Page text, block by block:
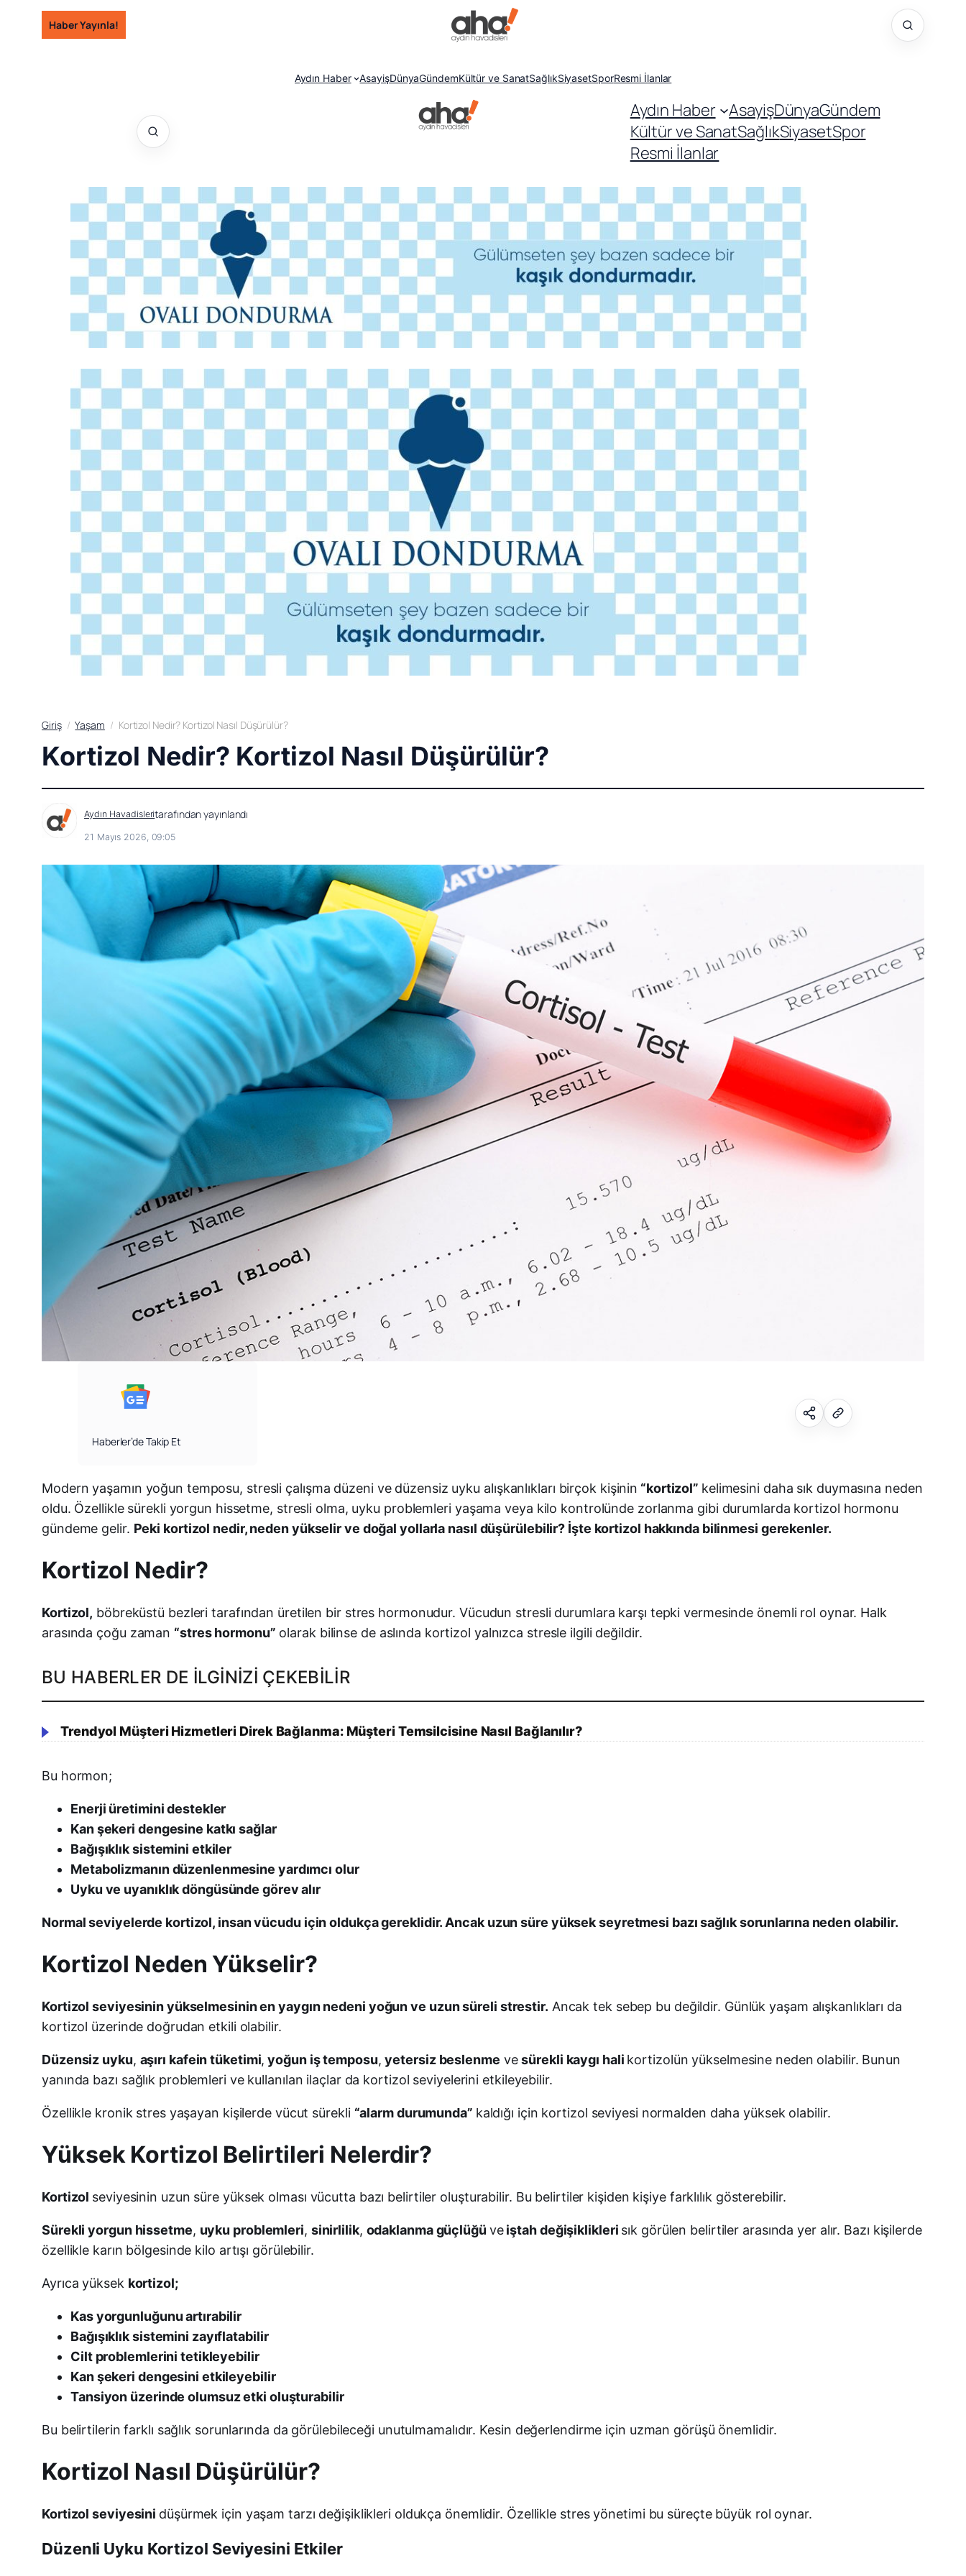
İçeriğeHaber Yayınla!
Aydın Haber AsayişDünyaGündemKültür ve SanatSağlıkSiyasetSporResmi İlanlar
Aydın Haber AsayişDünyaGündem
Kültür ve SanatSağlıkSiyasetSpor
Resmi İlanlar
Giriş Yaşam Kortizol Nedir? Kortizol Nasıl Düşürülür?
Kortizol Nedir? Kortizol Nasıl Düşürülür?
Aydın Havadisleritarafından yayınlandı
21 Mayıs 2026, 09:05
Haberler’de Takip Et
Facebook
X (Twitter)
Modern yaşamın yoğun temposu, stresli çalışma düzeni ve düzensiz uyku alışkanlıkları birçok kişinin “kortizol” kelimesini daha sık duymasına neden
oldu. Özellikle sürekli yorgun hissetme, stresli olma, uyku problemleri yaşama veya kilo kontrolünde zorlanma gibi durumlarda kortizol hormonu
gündeme gelir. Peki kortizol nedir, neden yükselir ve doğal yollarla nasıl düşürülebilir? İşte kortizol hakkında bilinmesi gerekenler.
Kortizol Nedir?
Kortizol, böbreküstü bezleri tarafından üretilen bir stres hormonudur. Vücudun stresli durumlara karşı tepki vermesinde önemli rol oynar. Halk
arasında çoğu zaman “stres hormonu” olarak bilinse de aslında kortizol yalnızca stresle ilgili değildir.
BU HABERLER DE İLGINIZI ÇEKEBILIR
Trendyol Müşteri Hizmetleri Direk Bağlanma: Müşteri Temsilcisine Nasıl Bağlanılır?
Bu hormon;
Enerji üretimini destekler
Kan şekeri dengesine katkı sağlar
Bağışıklık sistemini etkiler
Metabolizmanın düzenlenmesine yardımcı olur
Uyku ve uyanıklık döngüsünde görev alır
Normal seviyelerde kortizol, insan vücudu için oldukça gereklidir. Ancak uzun süre yüksek seyretmesi bazı sağlık sorunlarına neden olabilir.
Kortizol Neden Yükselir?
Kortizol seviyesinin yükselmesinin en yaygın nedeni yoğun ve uzun süreli strestir. Ancak tek sebep bu değildir. Günlük yaşam alışkanlıkları da
kortizol üzerinde doğrudan etkili olabilir.
Düzensiz uyku, aşırı kafein tüketimi, yoğun iş temposu,yetersiz beslenme vesürekli kaygı hali kortizolün yükselmesine neden olabilir. Bunun
yanında bazı sağlık problemleri ve kullanılan ilaçlar da kortizol seviyelerini etkileyebilir.
Özellikle kronik stres yaşayan kişilerde vücut sürekli “alarm durumunda” kaldığı için kortizol seviyesi normalden daha yüksek olabilir.
Yüksek Kortizol Belirtileri Nelerdir?
Kortizol seviyesinin uzun süre yüksek olması vücutta bazı belirtiler oluşturabilir. Bu belirtiler kişiden kişiye farklılık gösterebilir.
Sürekli yorgun hissetme, uyku problemleri, sinirlilik, odaklanma güçlüğü veiştah değişiklikleri sık görülen belirtiler arasında yer alır. Bazı kişilerde
özellikle karın bölgesinde kilo artışı görülebilir.
Ayrıca yüksek kortizol;
Kas yorgunluğunu artırabilir
Bağışıklık sistemini zayıflatabilir
Cilt problemlerini tetikleyebilir
Kan şekeri dengesini etkileyebilir
Tansiyon üzerinde olumsuz etki oluşturabilir
Bu belirtilerin farklı sağlık sorunlarında da görülebileceği unutulmamalıdır. Kesin değerlendirme için uzman görüşü önemlidir.
Kortizol Nasıl Düşürülür?
Kortizol seviyesini düşürmek için yaşam tarzı değişiklikleri oldukça önemlidir. Özellikle stres yönetimi bu süreçte büyük rol oynar.
Düzenli Uyku Kortizol Seviyesini Etkiler